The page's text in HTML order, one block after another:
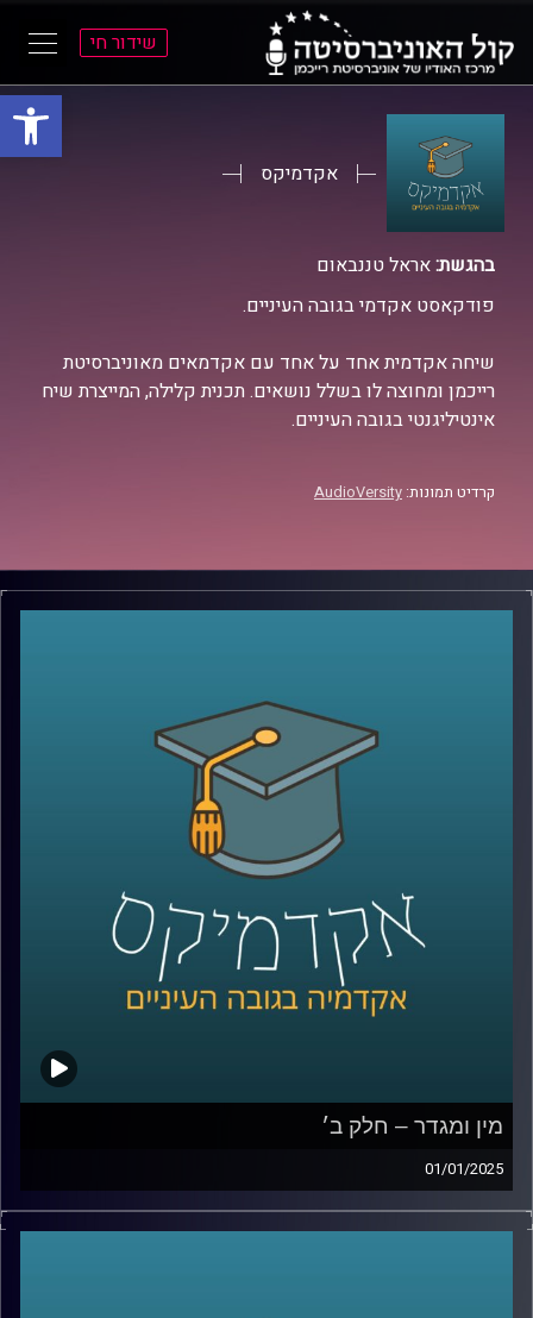
פתח
שידור חי
אקדמיקס
בהגשת:אראל טננבאום
פודקאסט אקדמי בגובה העיניים.
שיחה אקדמית אחד על אחד עם אקדמאים מאוניברסיטת
רייכמן ומחוצה לו בשלל נושאים. תכנית קלילה, המייצרת שיח
אינטיליגנטי בגובה העיניים.
קרדיט תמונות: AudioVersity
מין ומגדר – חלק ב׳
01/01/2025
לאחר שדיברנו על הסללה מגדרית, ההבדל בין נשים לגברים ,
המוחיים והפיזיים ועל איך הסביבה משפיעה על כל הדבר הזה